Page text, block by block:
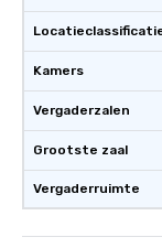
Kamers
Vergaderzalen
Grootste zaal
Vergaderruimte